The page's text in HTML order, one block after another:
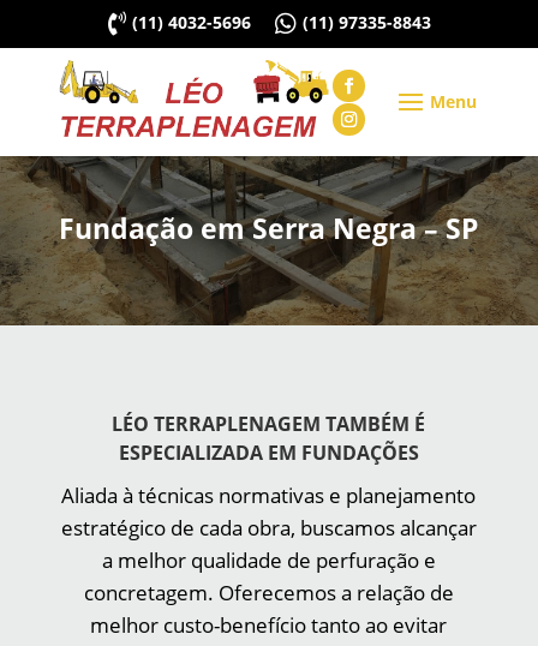
 (11) 4032-5696  (11) 97335-8843
Fundação em Serra Negra – SP
LÉO TERRAPLENAGEM TAMBÉM É
ESPECIALIZADA EM FUNDAÇÕES
Aliada à técnicas normativas e planejamento
estratégico de cada obra, buscamos alcançar
a melhor qualidade de perfuração e
concretagem. Oferecemos a relação de
melhor custo-benefício tanto ao evitar